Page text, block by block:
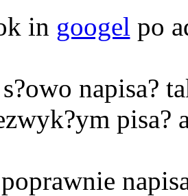
in googel po
napisa?
pisa?